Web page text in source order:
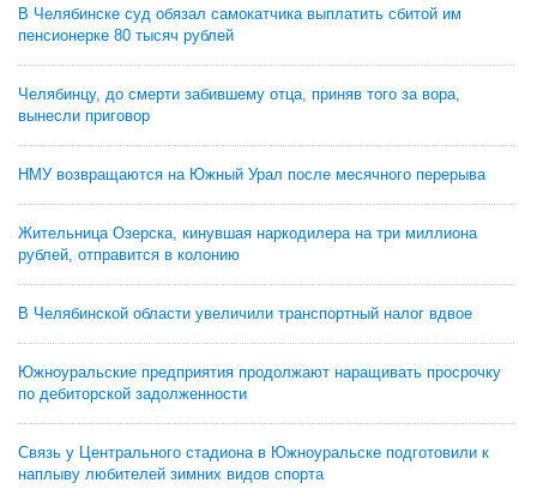
В Челябинске суд обязал самокатчика выплатить сбитой им
пенсионерке 80 тысяч рублей
Челябинцу, до смерти забившему отца, приняв того за вора,
вынесли приговор
НМУ возвращаются на Южный Урал после месячного перерыва
Жительница Озерска, кинувшая наркодилера на три миллиона
рублей, отправится в колонию
В Челябинской области увеличили транспортный налог вдвое
Южноуральские предприятия продолжают наращивать просрочку
по дебиторской задолженности
Связь у Центрального стадиона в Южноуральске подготовили к
наплыву любителей зимних видов спорта